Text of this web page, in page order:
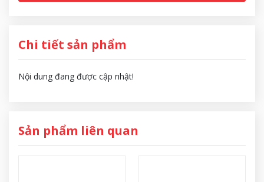
Chi tiết sản phẩm
Nội dung đang được cập nhật!
Sản phẩm liên quan